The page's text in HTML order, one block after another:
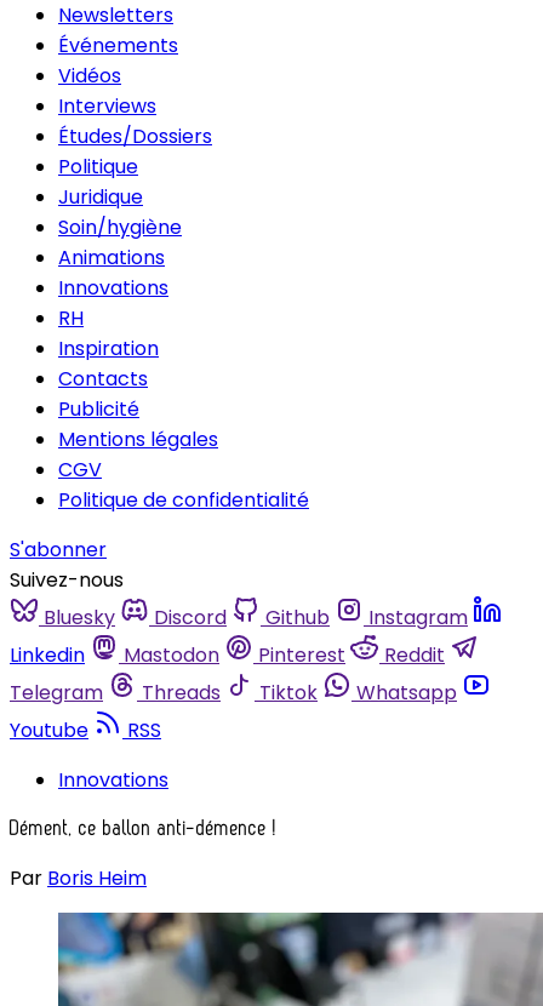
Newsletters
Événements
Vidéos
Interviews
Études/Dossiers
Politique
Juridique
Soin/hygiène
Animations
Innovations
RH
Inspiration
Contacts
Publicité
Mentions légales
CGV
Politique de confidentialité
S'abonner
Suivez-nous
Bluesky
Discord Github
Instagram
Linkedin
Mastodon Pinterest
Reddit
Telegram
Threads Tiktok
Whatsapp
Youtube
RSS
Innovations
Dément, ce ballon anti-démence !
Par Boris Heim